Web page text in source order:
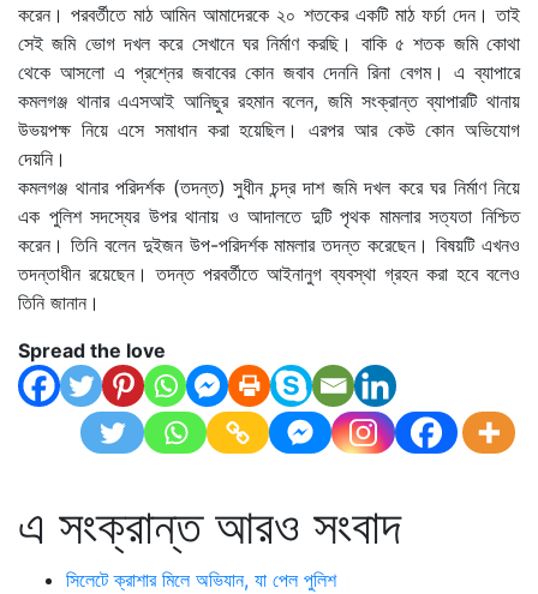
করেন। পরবর্তীতে মাঠ আমিন আমাদেরকে ২০ শতকের একটি মাঠ ফর্চা দেন। তাই
সেই জমি ভোগ দখল করে সেখানে ঘর নির্মাণ করছি। বাকি ৫ শতক জমি কোথা
থেকে আসলো এ প্রশ্নের জবাবের কোন জবাব দেননি রিনা বেগম। এ ব্যাপারে
কমলগঞ্জ থানার এএসআই আনিছুর রহমান বলেন, জমি সংক্রান্ত ব্যাপারটি থানায়
উভয়পক্ষ নিয়ে এসে সমাধান করা হয়েছিল। এরপর আর কেউ কোন অভিযোগ
দেয়নি।
কমলগঞ্জ থানার পরিদর্শক (তদন্ত) সুধীন চন্দ্র দাশ জমি দখল করে ঘর নির্মাণ নিয়ে
এক পুলিশ সদস্যের উপর থানায় ও আদালতে দুটি পৃথক মামলার সত্যতা নিশ্চিত
করেন। তিনি বলেন দুইজন উপ-পরিদর্শক মামলার তদন্ত করেছেন। বিষয়টি এখনও
তদন্তাধীন রয়েছেন। তদন্ত পরবর্তীতে আইনানুগ ব্যবস্থা গ্রহন করা হবে বলেও
তিনি জানান।
Spread the love
এ সংক্রান্ত আরও সংবাদ
সিলেটে ক্রাশার মিলে অভিযান, যা পেল পুলিশ